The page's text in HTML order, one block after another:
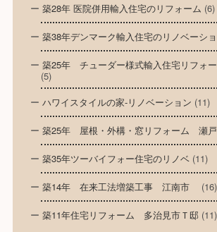
築28年 医院併用輸入住宅のリフォーム (6)
築38年デンマーク輸入住宅のリノベーシ
築25年 チューダー様式輸入住宅リフォ
(5)
ハワイスタイルの家-リノベーション (11)
築25年 屋根・外構・窓リフォーム 瀬
築35年ツーバイフォー住宅のリノベ(11)
築14年 在来工法増築工事 江南市 (16)
築11年住宅リフォーム 多治見市Ｔ邸(11)